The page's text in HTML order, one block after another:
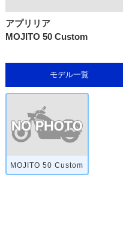
アプリリア
MOJITO 50 Custom
モデル一覧
MOJITO 50 Custom